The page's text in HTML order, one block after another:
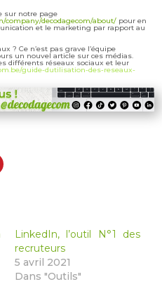
sur notre page
company/decodagecom/about/ pour en
et le marketing par rapport au
? Ce n’est pas grave l’équipe
un nouvel article sur ces médias.
différents réseaux sociaux et leur
guide-dutilisation-des-reseaux-
Cliquez
LinkedIn, l’outil N°1 des
recruteurs
5 avril 2021
Dans "Outils"